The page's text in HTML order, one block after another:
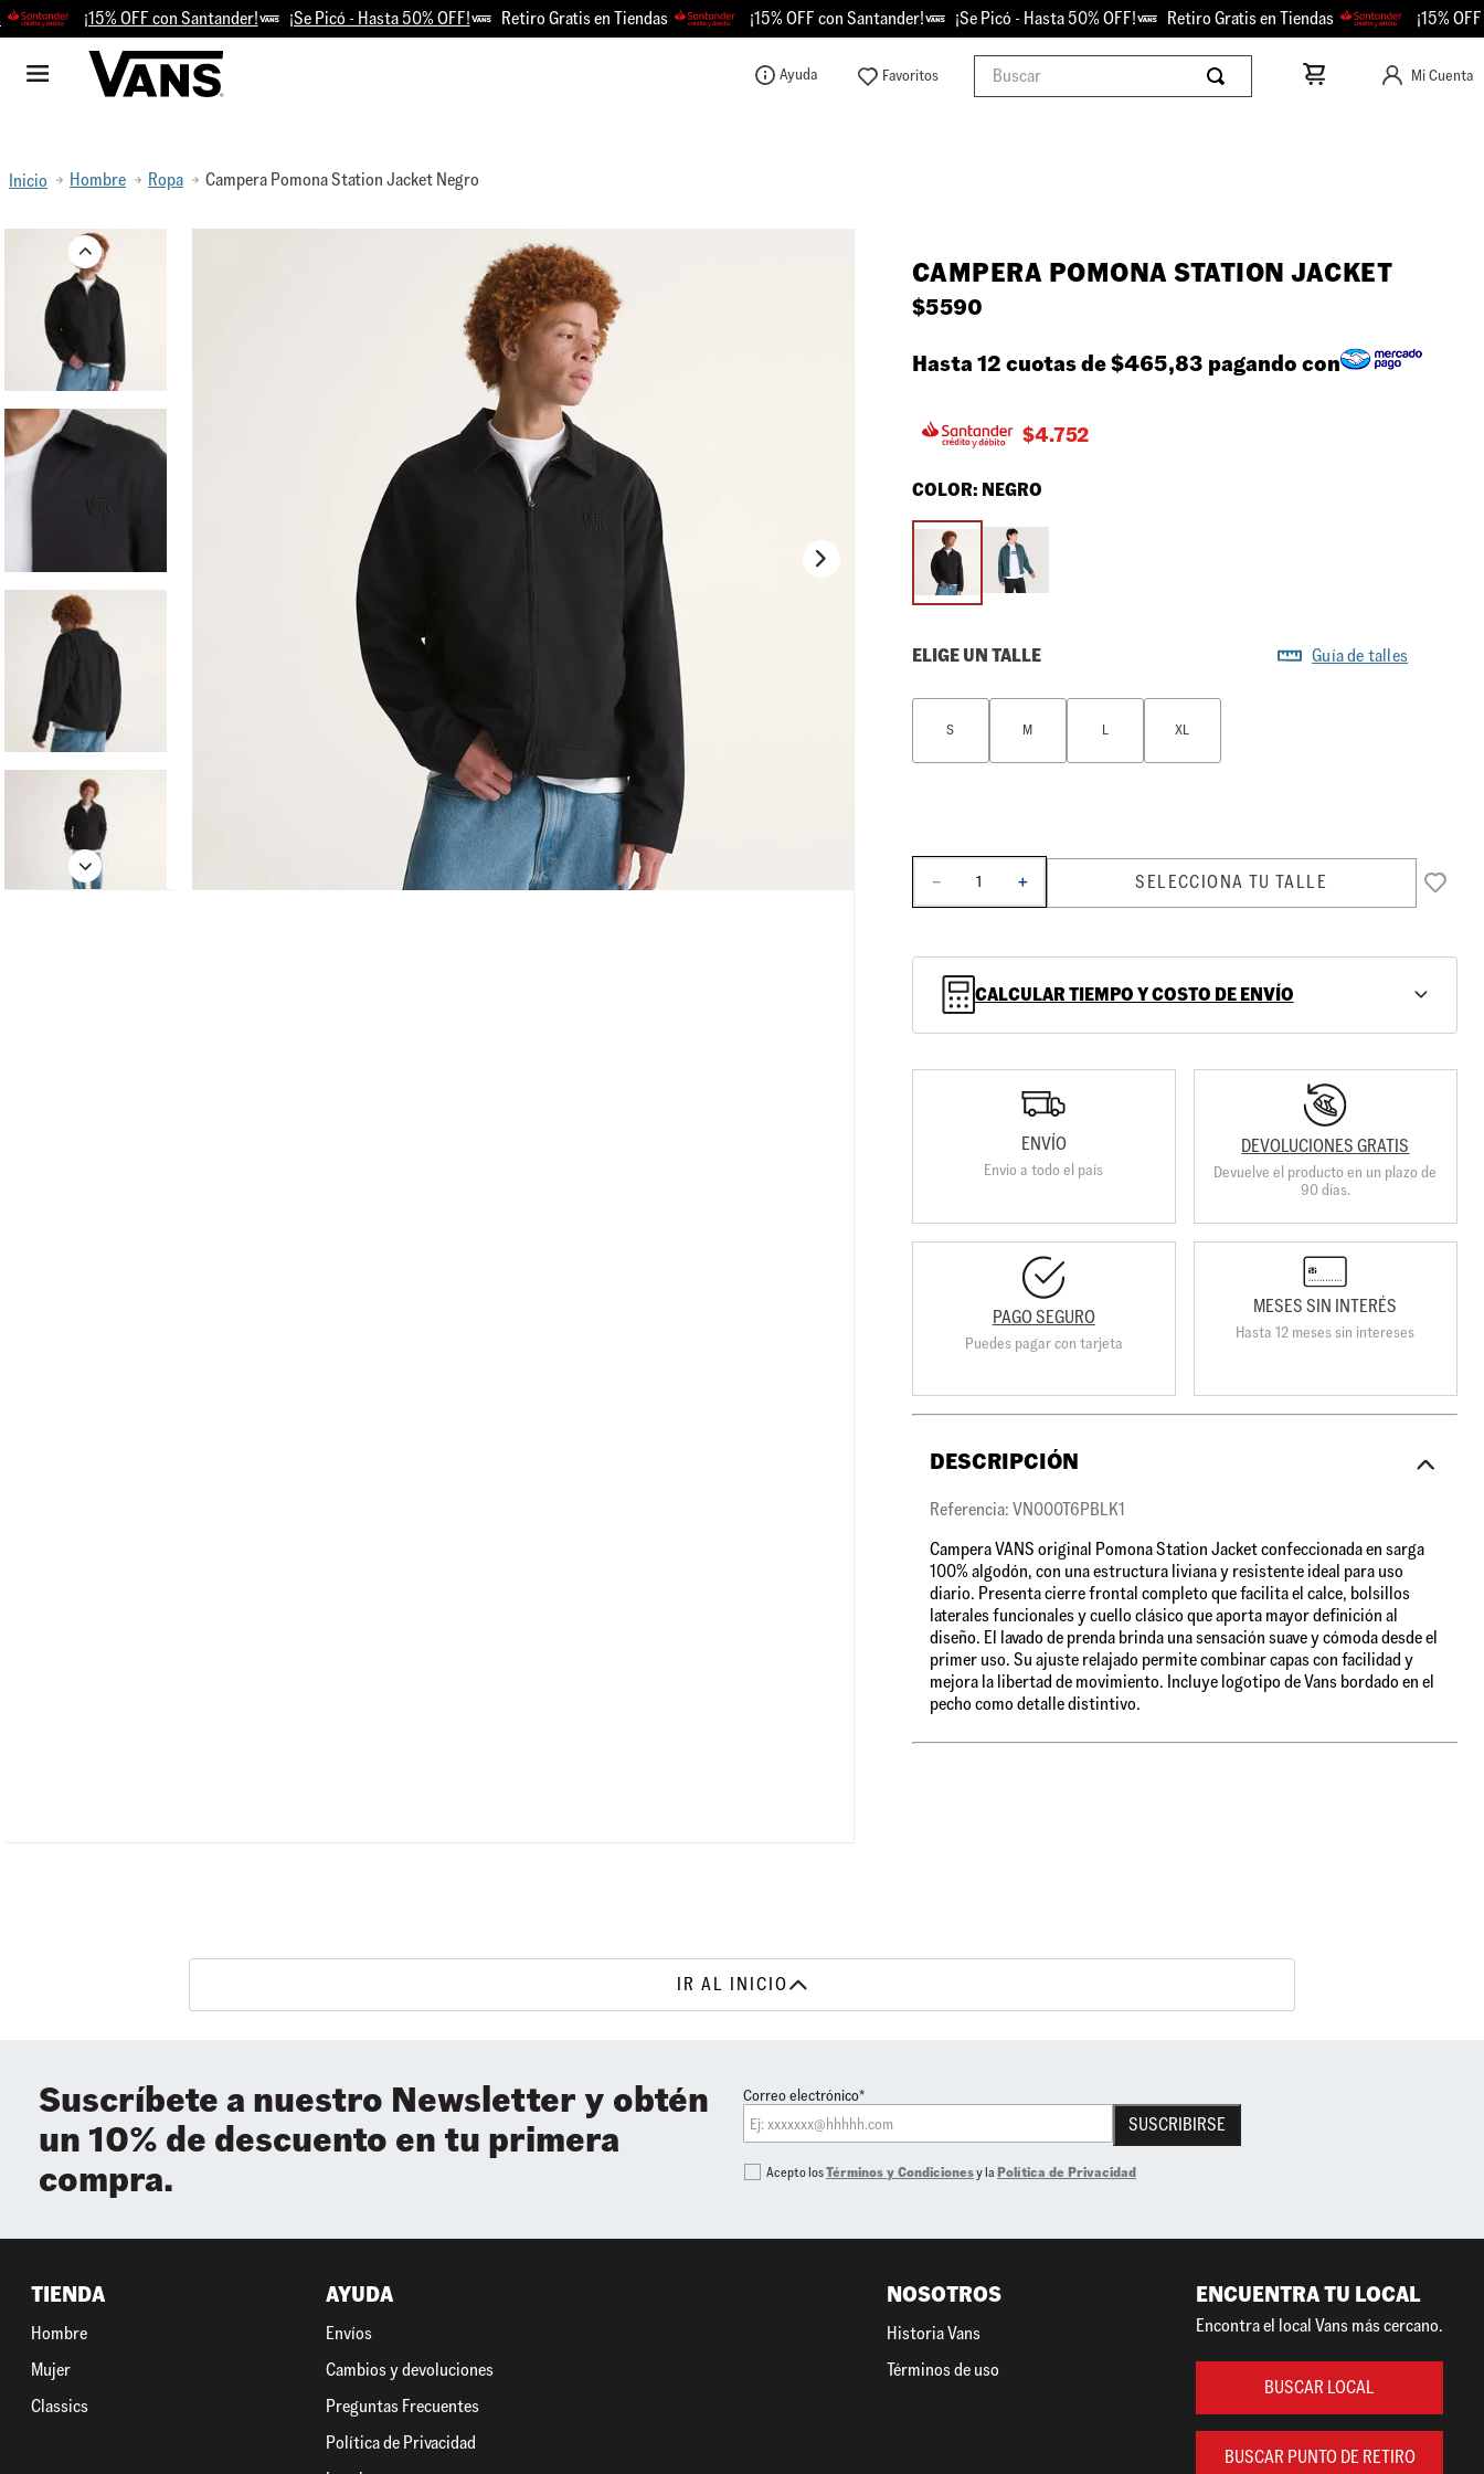
¡15% OFF con Santander! ¡Se Picó - Hasta 50% OFF! Retiro Gratis en Tiendas ¡15% OFF con Santander! ¡Se Picó - Hasta 50% OFF! Retiro Gratis en Tiendas ¡15% OFF
Ayuda Buscar
Mi Cuenta
Hombre Ropa Campera Pomona Station Jacket Negro
CAMPERA POMONA STATION JACKET
$5590
Hasta 12 cuotas de$465,83 pagando con
$4.752
COLOR: NEGRO
ELIGE UN TALLE Guía de talles
L
M
S XL
＋
－ SELECCIONA TU TALLE
CALCULAR TIEMPO Y COSTO DE ENVÍO
ENVÍO
Envio a todo el país
DEVOLUCIONES GRATIS
Devuelve el producto en un plazo de
90 días.
PAGO SEGURO
Puedes pagar con tarjeta
MESES SIN INTERÉS
Hasta 12 meses sin intereses
DESCRIPCIÓN
Referencia: VN000T6PBLK1
Campera VANS original Pomona Station Jacket confeccionada en sarga
100% algodón, con una estructura liviana y resistente ideal para uso
diario. Presenta cierre frontal completo que facilita el calce, bolsillos
laterales funcionales y cuello clásico que aporta mayor definición al
diseño. El lavado de prenda brinda una sensación suave y cómoda desde el
primer uso. Su ajuste relajado permite combinar capas con facilidad y
mejora la libertad de movimiento. Incluye logotipo de Vans bordado en el
pecho como detalle distintivo.
IR AL INICIO
Suscríbete a nuestro Newsletter y obtén
un 10% de descuento en tu primera
compra.
Correo electrónico*
SUSCRIBIRSE
Acepto losTérminos y Condicionesy la Política de Privacidad
TIENDA
Hombre
Mujer
Classics
AYUDA
Envíos
Cambios y devoluciones
Preguntas Frecuentes
Política de Privacidad
NOSOTROS
Historia Vans
Términos de uso
ENCUENTRA TU LOCAL
Encontra el local Vans más cercano.
BUSCAR LOCAL
BUSCAR PUNTO DE RETIRO
3.
sk8-hi
4.
calzado
5.
vans
6
crosspath
7.
authentic
8
vans knu
9.
vans hylane
10